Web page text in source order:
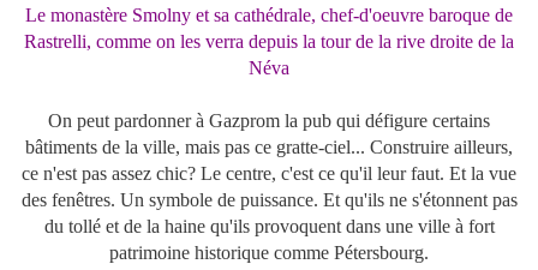
Le monastère Smolny et sa cathédrale, chef-d'oeuvre baroque de
Rastrelli, comme on les verra depuis la tour de la rive droite de la
Néva
On peut pardonner à Gazprom la pub qui défigure certains
bâtiments de la ville, mais pas ce gratte-ciel... Construire ailleurs,
ce n'est pas assez chic? Le centre, c'est ce qu'il leur faut. Et la vue
des fenêtres. Un symbole de puissance. Et qu'ils ne s'étonnent pas
du tollé et de la haine qu'ils provoquent dans une ville à fort
patrimoine historique comme Pétersbourg.